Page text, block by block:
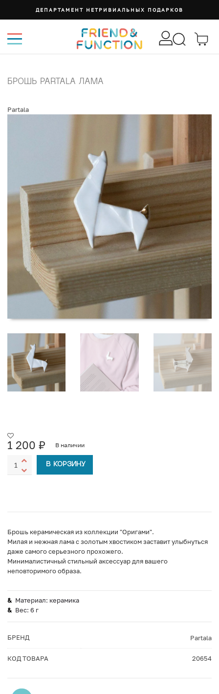
ДЕПАРТАМЕНТ НЕТРИВИАЛЬНЫХ ПОДАРКОВ
БРОШЬ PARTALA ЛАМА
Partala
1 200 ₽ В наличии
В КОРЗИНУ
Брошь керамическая из коллекции "Оригами".
Милая и нежная лама с золотым хвостиком заставит улыбнуться
даже самого серьезного прохожего.
Минималистичный стильный аксессуар для вашего
неповторимого образа.
Материал: керамика
Вес: 6 г
БРЕНД Partala
КОД ТОВАРА 20654